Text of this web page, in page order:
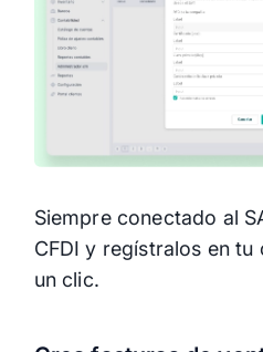
Siempre conectado al
CFDI y regístralos en
un clic.